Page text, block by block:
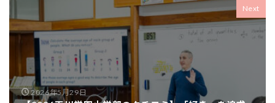
Next
2026年5月29日